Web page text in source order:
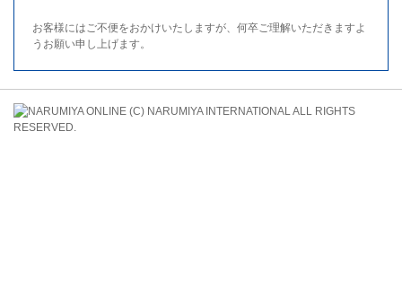
お客様にはご不便をおかけいたしますが、何卒ご理解いただきますよ
うお願い申し上げます。